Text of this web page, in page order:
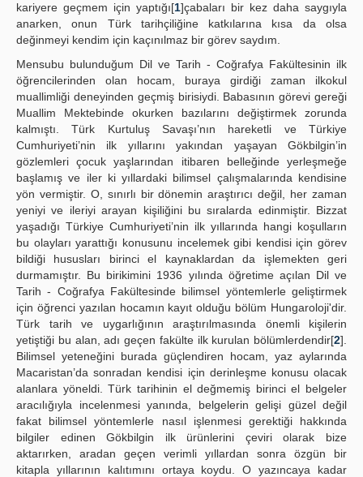
kariyere geçmem için yaptığı[1]çabaları bir kez daha saygıyla
anarken, onun Türk tarihçiliğine katkılarına kısa da olsa
değinmeyi kendim için kaçınılmaz bir görev saydım.
Mensubu bulunduğum Dil ve Tarih - Coğrafya Fakültesinin ilk
öğrencilerinden olan hocam, buraya girdiği zaman ilkokul
muallimliği deneyinden geçmiş birisiydi. Babasının görevi gereği
Muallim Mektebinde okurken bazılarını değiştirmek zorunda
kalmıştı. Türk Kurtuluş Savaşı’nın hareketli ve Türkiye
Cumhuriyeti’nin ilk yıllarını yakından yaşayan Gökbilgin’in
gözlemleri çocuk yaşlarından itibaren belleğinde yerleşmeğe
başlamış ve iler ki yıllardaki bilimsel çalışmalarında kendisine
yön vermiştir. O, sınırlı bir dönemin araştırıcı değil, her zaman
yeniyi ve ileriyi arayan kişiliğini bu sıralarda edinmiştir. Bizzat
yaşadığı Türkiye Cumhuriyeti’nin ilk yıllarında hangi koşulların
bu olayları yarattığı konusunu incelemek gibi kendisi için görev
bildiği hususları birinci el kaynaklardan da işlemekten geri
durmamıştır. Bu birikimini 1936 yılında öğretime açılan Dil ve
Tarih - Coğrafya Fakültesinde bilimsel yöntemlerle geliştirmek
için öğrenci yazılan hocamın kayıt olduğu bölüm Hungaroloji'dir.
Türk tarih ve uygarlığının araştırılmasında önemli kişilerin
yetiştiği bu alan, adı geçen fakülte ilk kurulan bölümlerdendir[2].
Bilimsel yeteneğini burada güçlendiren hocam, yaz aylarında
Macaristan’da sonradan kendisi için derinleşme konusu olacak
alanlara yöneldi. Türk tarihinin el değmemiş birinci el belgeler
aracılığıyla incelenmesi yanında, belgelerin gelişi güzel değil
fakat bilimsel yöntemlerle nasıl işlenmesi gerektiği hakkında
bilgiler edinen Gökbilgin ilk ürünlerini çeviri olarak bize
aktarırken, aradan geçen verimli yıllardan sonra özgün bir
kitapla yıllarının kalıtımını ortaya koydu. O yazıncaya kadar